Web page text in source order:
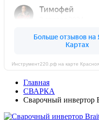
Главная
СВАРКА
Сварочный инвертор